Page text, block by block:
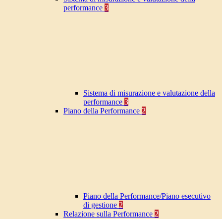
performance 3
Sistema di misurazione e valutazione della
performance 3
Piano della Performance 2
Piano della Performance/Piano esecutivo
di gestione 2
Relazione sulla Performance 2